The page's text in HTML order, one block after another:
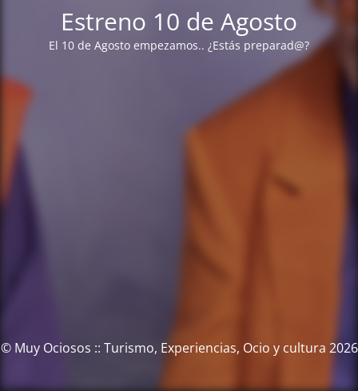
Estreno 10 de Agosto
El 10 de Agosto empezamos.. ¿Estás preparad@?
© Muy Ociosos :: Turismo, Experiencias, Ocio y cultura 2026